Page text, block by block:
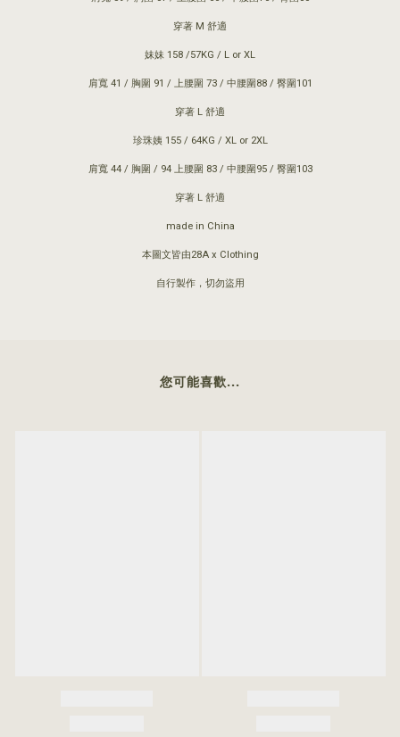
穿著 M 舒適
妹妹 158 /57KG / L or XL
肩寬 41 / 胸圍 91 / 上腰圍 73 / 中腰圍88 / 臀圍101
穿著 L 舒適
珍珠姨 155 / 64KG / XL or 2XL
肩寬 44 / 胸圍 / 94 上腰圍 83 / 中腰圍95 / 臀圍103
穿著 L 舒適
made in China
本圖文皆由28A x Clothing
自行製作，切勿盜用
您可能喜歡...